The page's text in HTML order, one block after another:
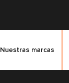
Nuestras marcas